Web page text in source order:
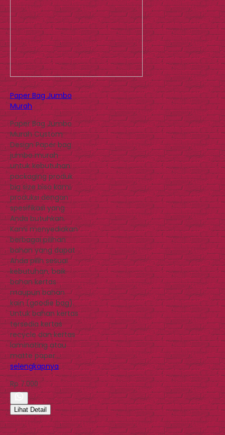
Paper Bag Jumbo
Murah
Paper Bag Jumbo
Murah Custom
Design Paper bag
jumbo murah
untuk kebutuhan
packaging produk
big size bisa kami
produksi dengan
spesifikasi yang
Anda butuhkan.
Kami menyediakan
berbagai pilihan
bahan yang dapat
Anda pilih sesuai
kebutuhan, baik
bahan kertas
maupun bahan
kain (goodie bag).
Untuk bahan kertas
tersedia kertas
recycle dan kertas
laminating atau
matte paper…
selengkapnya
Rp 7.000
Lihat Detail